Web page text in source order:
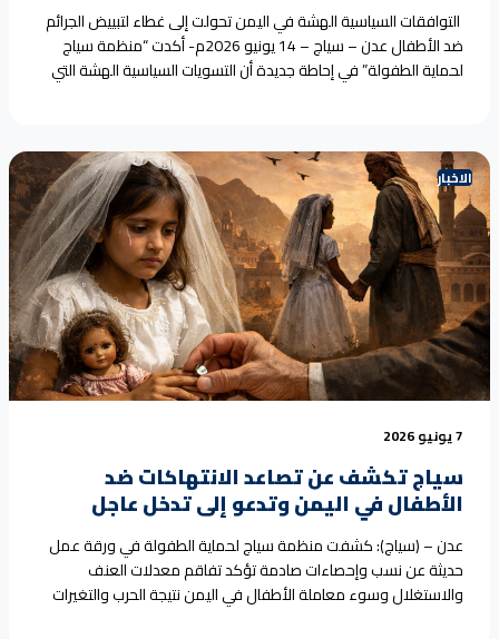
التوافقات السياسية الهشة في اليمن تحولت إلى غطاء لتبييض الجرائم
ضد الأطفال عدن – سياج – 14 يونيو 2026م- أكدت “منظمة سياج
لحماية الطفولة” في إحاطة جديدة أن التسويات السياسية الهشة التي
href="https://seyaj.org/%d8%b3%d9%8a%d8%a7%d8%ac-
%d9%81%d9%8a-%d8%a5%d8%ad%d8%a7%d8%b7%d8%a9-
%d8%ad%d9%82%d9%88%d9%82%d9%8a%d8%a9-
%d8%a5%d9%84%d9%89-
%d8%a7%d9%84%d8%b1%d8%a6%d8%a7%d8%b3%d8%a9-
%d9%88%d8%a7%d9%84%d8%a3%d9%85/">Continue reading
<span class="sr-only">"سياج في إحاطة حقوقية إلى الرئاسة
والأمم المتحدة ومجلس الدولي والبعثات الدبلوماسية:"</span></a>
الاخبار
7 يونيو 2026
سياج تكشف عن تصاعد الانتهاكات ضد
الأطفال في اليمن وتدعو إلى تدخل عاجل
عدن – (سياج): كشفت منظمة سياج لحماية الطفولة في ورقة عمل
حديثة عن نسب وإحصاءات صادمة تؤكد تفاقم معدلات العنف
والاستغلال وسوء معاملة الأطفال في اليمن نتيجة الحرب والتغيرات